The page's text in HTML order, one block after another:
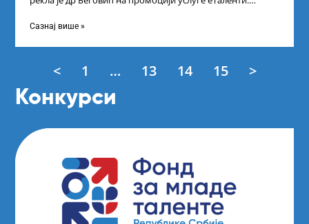
Сазнај више »
< 1 … 13 14 15 >
Конкурси